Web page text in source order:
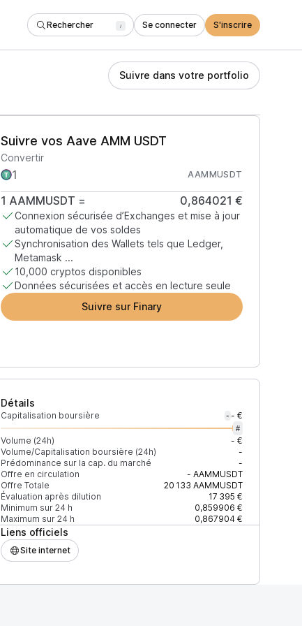
Rechercher / Se connecter S'inscrire
Suivre dans votre portfolio
Suivre vos Aave AMM USDT
Convertir
AAMMUSDT
1 AAMMUSDT = 0,864021 €
Connexion sécurisée d’Exchanges et mise à jour
automatique de vos soldes
Synchronisation des Wallets tels que Ledger,
Metamask ...
10,000 cryptos disponibles
Données sécurisées et accès en lecture seule
Suivre sur Finary
Détails
Capitalisation boursière - - €
#
Volume (24h)
- €
Volume/Capitalisation boursière (24h)
-
Prédominance sur la cap. du marché
-
Offre en circulation
- AAMMUSDT
Offre Totale
20 133 AAMMUSDT
Évaluation après dilution
17 395 €
Minimum sur 24 h
0,859906 €
Maximum sur 24 h
0,867904 €
Liens officiels
Site internet